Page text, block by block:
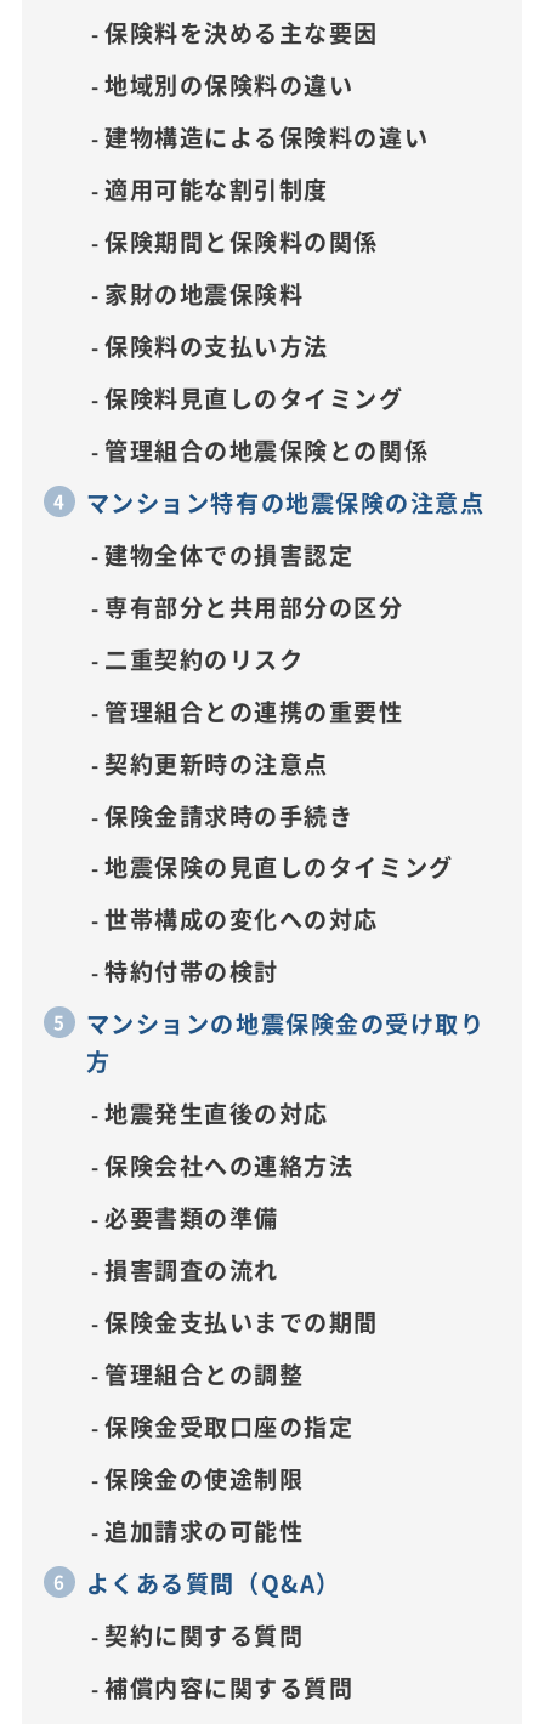
保険料を決める主な要因
地域別の保険料の違い
建物構造による保険料の違い
適用可能な割引制度
保険期間と保険料の関係
家財の地震保険料
保険料の支払い方法
保険料見直しのタイミング
管理組合の地震保険との関係
マンション特有の地震保険の注意点
建物全体での損害認定
専有部分と共用部分の区分
二重契約のリスク
管理組合との連携の重要性
契約更新時の注意点
保険金請求時の手続き
地震保険の見直しのタイミング
世帯構成の変化への対応
特約付帯の検討
マンションの地震保険金の受け取り
方
地震発生直後の対応
保険会社への連絡方法
必要書類の準備
損害調査の流れ
保険金支払いまでの期間
管理組合との調整
保険金受取口座の指定
保険金の使途制限
追加請求の可能性
よくある質問（Q&A）
契約に関する質問
補償内容に関する質問